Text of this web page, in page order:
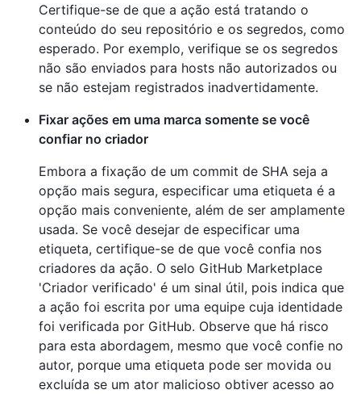
Certifique-se de que a ação está tratando o
conteúdo do seu repositório e os segredos, como
esperado. Por exemplo, verifique se os segredos
não são enviados para hosts não autorizados ou
se não estejam registrados inadvertidamente.
Fixar ações em uma marca somente se você
confiar no criador
Embora a fixação de um commit de SHA seja a
opção mais segura, especificar uma etiqueta é a
opção mais conveniente, além de ser amplamente
usada. Se você desejar de especificar uma
etiqueta, certifique-se de que você confia nos
criadores da ação. O selo GitHub Marketplace
'Criador verificado' é um sinal útil, pois indica que
a ação foi escrita por uma equipe cuja identidade
foi verificada por GitHub. Observe que há risco
para esta abordagem, mesmo que você confie no
autor, porque uma etiqueta pode ser movida ou
excluída se um ator malicioso obtiver acesso ao